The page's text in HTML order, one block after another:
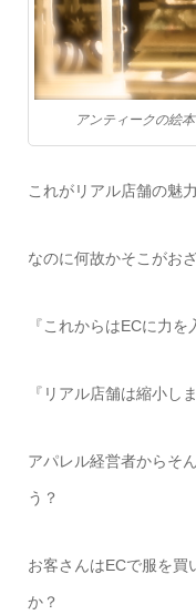
アンティークの絵
これがリアル店舗の魅力
なのに何故かそこがお
『これからはECに力を
『リアル店舗は縮小しま
アパレル経営者からそ
う？
お客さんはECで服を買
か？